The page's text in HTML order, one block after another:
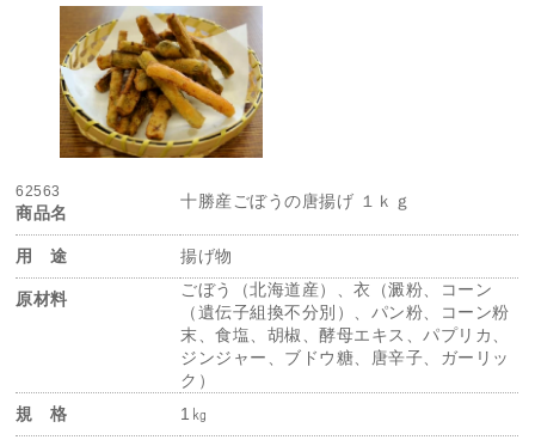
62563
商品名
十勝産ごぼうの唐揚げ １ｋｇ
用 途 揚げ物
原材料
ごぼう（北海道産）、衣（澱粉、コーン
（遺伝子組換不分別）、パン粉、コーン粉
末、食塩、胡椒、酵母エキス、パプリカ、
ジンジャー、ブドウ糖、唐辛子、ガーリッ
ク）
規 格
1㎏